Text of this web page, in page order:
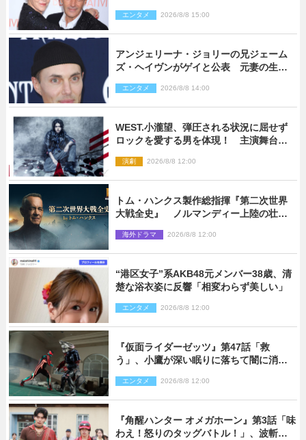
エンタメ 2026/8/8 15:00
アンジェリーナ・ジョリーの兄ジェーム
ズ・ヘイヴンがゲイと公表 元妻の生配
エンタメ 2026/8/8 14:00
WEST.小瀧望、弾圧される状況に屈せず
ロックを愛する男を体現！ 主演舞台
演劇 2026/8/8 12:00
トム・ハンクス製作総指揮『第二次世界
大戦全史』 ノルマンディー上陸の壮絶
海外ドラマ 2026/8/8 12:00
“港区女子”系AKB48元メンバー38歳、清
楚な浴衣姿に反響「相変わらず美しい」
エンタメ 2026/8/8 12:00
『仮面ライダーゼッツ』第47話「救
う」、小鷹が深い眠りに落ちて闇に消え
エンタメ 2026/8/8 12:00
『角醒ハンター オメガホーン』第3話「味
わえ！怒りのタッグバトル！」、波斬の